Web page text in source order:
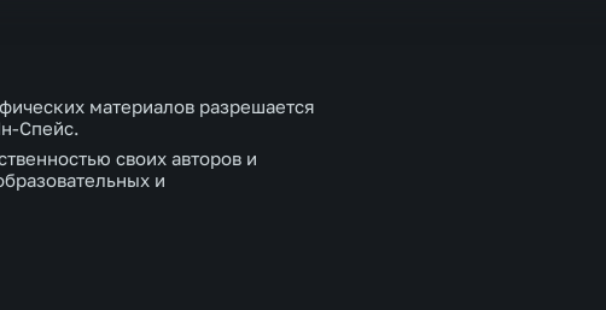
материалов разрешается
Спейс.
своих авторов и
и